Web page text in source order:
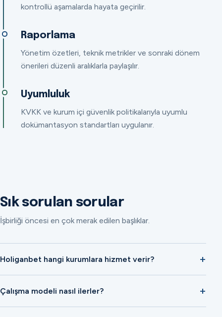
kontrollü aşamalarda hayata geçirilir.
Raporlama
Yönetim özetleri, teknik metrikler ve sonraki dönem
önerileri düzenli aralıklarla paylaşılır.
Uyumluluk
KVKK ve kurum içi güvenlik politikalarıyla uyumlu
dokümantasyon standartları uygulanır.
Sık sorulan sorular
İşbirliği öncesi en çok merak edilen başlıklar.
Holiganbet hangi kurumlara hizmet verir?
Çalışma modeli nasıl ilerler?